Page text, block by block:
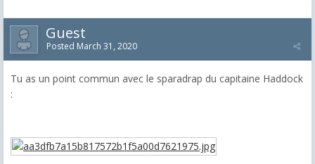
Guest
Posted March 31, 2020
Tu as un point commun avec le sparadrap du capitaine Haddock
: